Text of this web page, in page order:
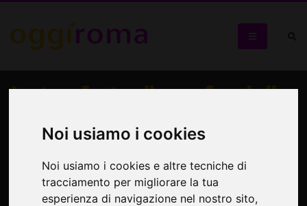
Noi usiamo i cookies
Noi usiamo i cookies e altre tecniche di
tracciamento per migliorare la tua
esperienza di navigazione nel nostro sito,
La trasferta di una famiglia
romana nella Napoli anni
'40
Sul palco degli Audaci li giovani de ‘na vota